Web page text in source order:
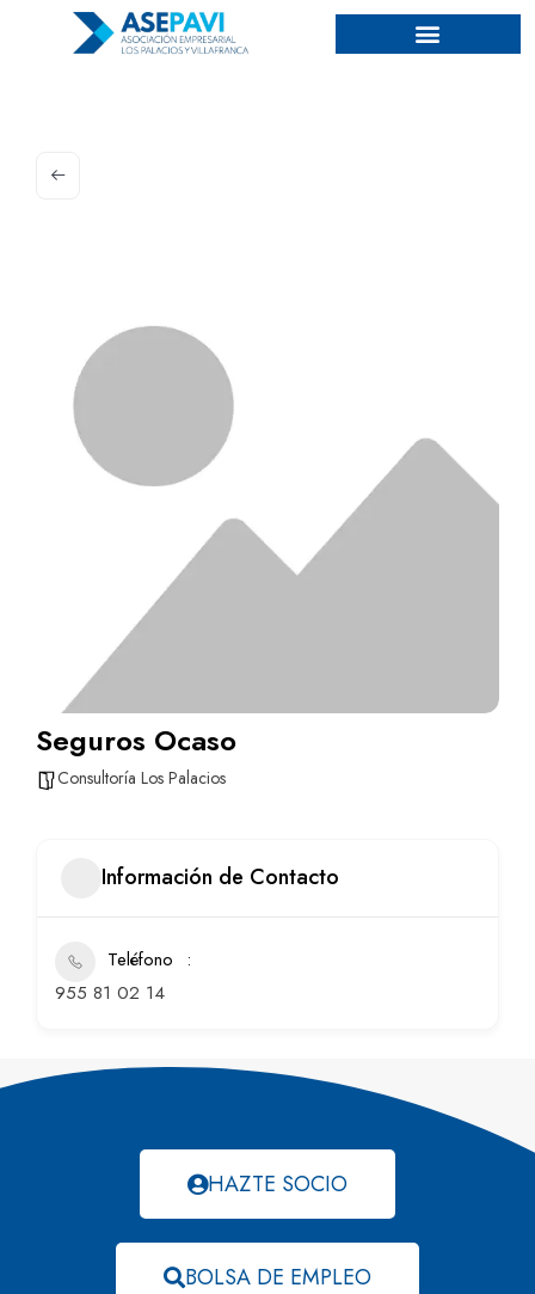
Seguros Ocaso
Consultoría Los Palacios
Información de Contacto
Teléfono
955 81 02 14
HAZTE SOCIO
BOLSA DE EMPLEO